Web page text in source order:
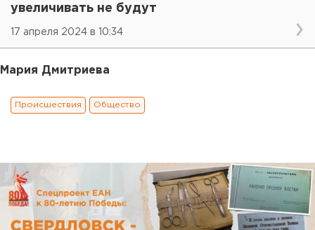
увеличивать не будут
17 апреля 2024 в 10:34
Мария Дмитриева
Происшествия Общество